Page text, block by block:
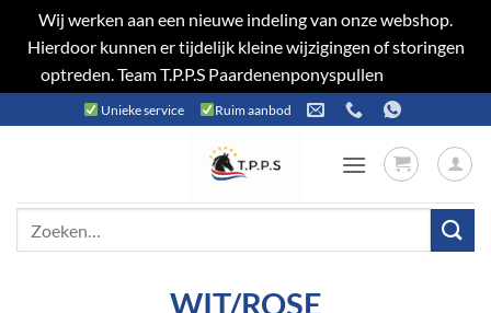
Wij werken aan een nieuwe indeling van onze webshop.
Hierdoor kunnen er tijdelijk kleine wijzigingen of storingen
optreden. Team T.P.P.S Paardenenponyspullen
naar
Unieke service Ruim aanbod
WIT/ROSE